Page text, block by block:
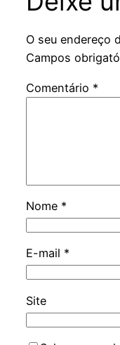
O seu endereço
Campos
Comentário *
Nome *
E-mail *
Site